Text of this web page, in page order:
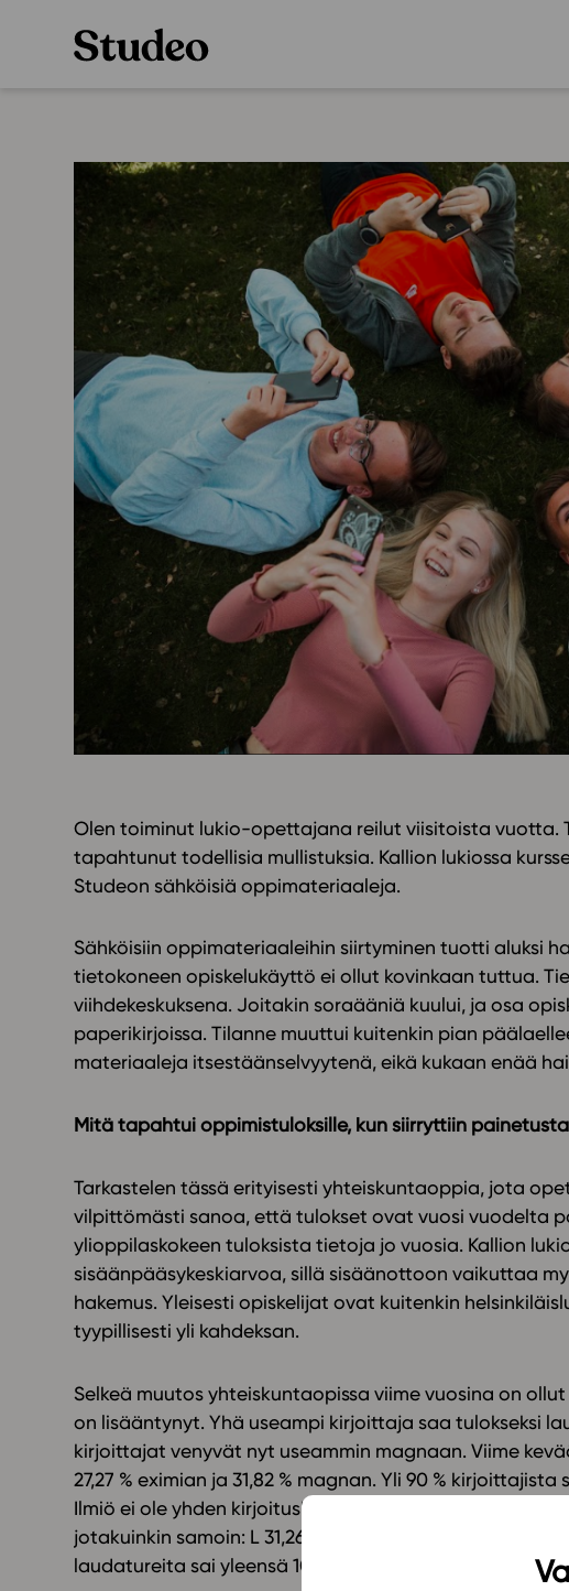
Preppaaja
Opettaja
Opiskelija
Huoltaja
Kokeilutarjous
Ainstain
KIRJAUDU
Alakoulu
Oppiainesarjat
Oppimateriaalit
Alakoulun lisenssit
Hinnasto
Käyttöönotto
Tilaa
Yläkoulu
Oppiainesarjat
Oppimateriaalit
Yläkoulun lisenssit
Hinnasto
Käyttöönotto
Tilaa
Olen toiminut lukio-opettajana reilut viisitoista vuotta.
tapahtunut todellisia mullistuksia. Kallion lukiossa
Studeon sähköisiä oppimateriaaleja.
Sähköisiin oppimateriaaleihin siirtyminen tuotti aluksi
tietokoneen opiskelukäyttö ei ollut kovinkaan tuttua.
viihdekeskuksena. Joitakin soraääniä kuului, ja osa
paperikirjoissa. Tilanne muuttui kuitenkin pian
materiaaleja itsestäänselvyytenä, eikä kukaan enää
Mitä tapahtui oppimistuloksille, kun siirryttiin
Tarkastelen tässä erityisesti yhteiskuntaoppia, jota
vilpittömästi sanoa, että tulokset ovat vuosi vuodelta
ylioppilaskokeen tuloksista tietoja jo vuosia. Kallion
sisäänpääsykeskiarvoa, sillä sisäänottoon vaikuttaa
hakemus. Yleisesti opiskelijat ovat kuitenkin
tyypillisesti yli kahdeksan.
Selkeä muutos yhteiskuntaopissa viime vuosina on
on lisääntynyt. Yhä useampi kirjoittaja saa tulokseksi
kirjoittajat venyvät nyt useammin magnaan. Viime
27,27 % eximian ja 31,82 % magnan. Yli 90 %
Ilmiö ei ole yhden kirjoituskerran ihme, sillä edellisissä
jotakuinkin samoin: L 31,26 %, E 31,26 % ja M 22,58 %,
laudatureita sai yleensä 10–20 % kokelaista ja